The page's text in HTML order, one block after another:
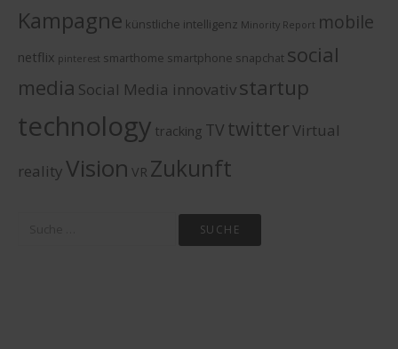
Kampagne künstliche intelligenz Minority Report mobile
netflix pinterest smarthome smartphone snapchat social
media Social Media innovativstartup
technology tracking TV twitterVirtual
realityVision VR Zukunft